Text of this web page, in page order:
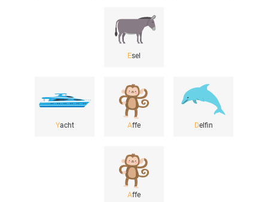
Esel
Yacht Affe Delfin
Affe